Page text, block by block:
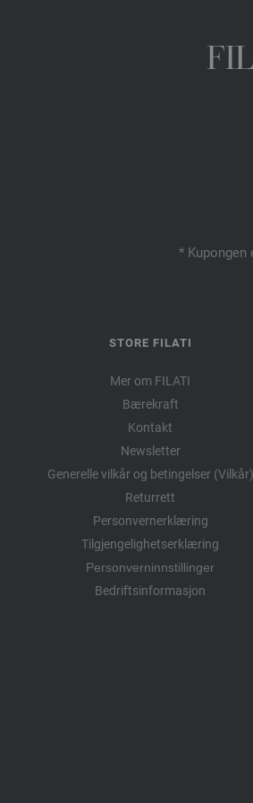
* Kupongen
STORE FILATI
Mer om FILATI
Bærekraft
Kontakt
Newsletter
Generelle vilkår og betingelser (Vilkår)
Returrett
Personvernerklæring
Tilgjengelighetserklæring
Personverninnstillinger
Bedriftsinformasjon